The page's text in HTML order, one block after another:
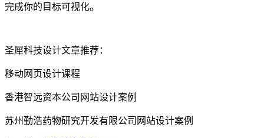
完成你的目标可视化。
圣犀科技设计文章推荐：
移动网页设计课程
香港智远资本公司网站设计案例
苏州勤浩药物研究开发有限公司网站设计案例